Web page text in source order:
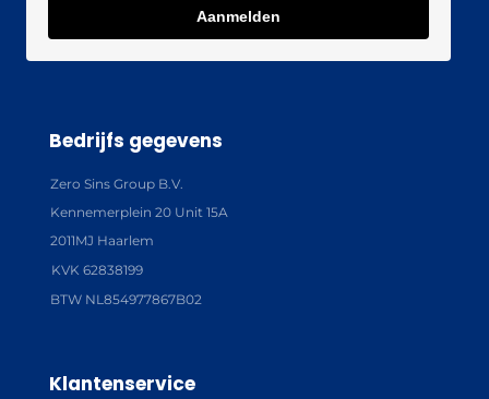
Aanmelden
Bedrijfs gegevens
Zero Sins Group B.V.
Kennemerplein 20 Unit 15A
2011MJ Haarlem
KVK 62838199
BTW NL854977867B02
Klantenservice